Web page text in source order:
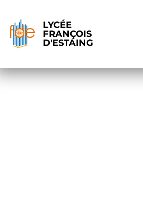
LYCÉE
FRANÇOIS
D'ESTAING